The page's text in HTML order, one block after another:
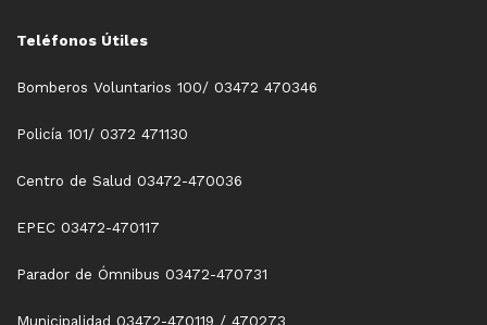
Teléfonos Útiles
Bomberos Voluntarios 100/ 03472 470346
Policía 101/ 0372 471130
Centro de Salud 03472-470036
EPEC 03472-470117
Parador de Ómnibus 03472-470731
Municipalidad 03472-470119 / 470273